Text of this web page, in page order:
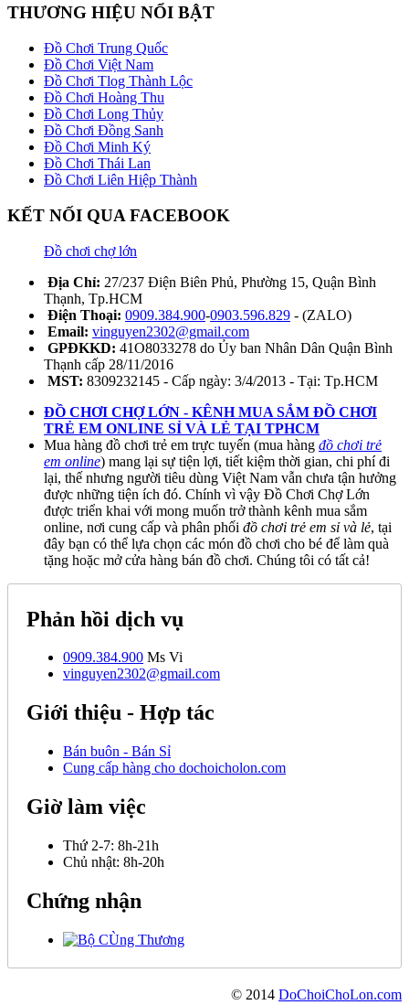
THƯƠNG HIỆU NỔI BẬT
Đồ Chơi Trung Quốc
Đồ Chơi Việt Nam
Đồ Chơi Tlog Thành Lộc
Đồ Chơi Hoàng Thu
Đồ Chơi Long Thủy
Đồ Chơi Đồng Sanh
Đồ Chơi Minh Ký
Đồ Chơi Thái Lan
Đồ Chơi Liên Hiệp Thành
KẾT NỐI QUA FACEBOOK
Đồ chơi chợ lớn
Địa Chỉ: 27/237 Điện Biên Phủ, Phường 15, Quận Bình
Thạnh, Tp.HCM
Điện Thoại: 0909.384.900-0903.596.829 - (ZALO)
Email: vinguyen2302@gmail.com
GPĐKKD: 41O8033278 do Ủy ban Nhân Dân Quận Bình
Thạnh cấp 28/11/2016
MST: 8309232145 - Cấp ngày: 3/4/2013 - Tại: Tp.HCM
ĐỒ CHƠI CHỢ LỚN - KÊNH MUA SẮM ĐỒ CHƠI
TRẺ EM ONLINE SỈ VÀ LẺ TẠI TPHCM
Mua hàng đồ chơi trẻ em trực tuyến (mua hàng đồ chơi trẻ
em online) mang lại sự tiện lợi, tiết kiệm thời gian, chi phí đi
lại, thế nhưng người tiêu dùng Việt Nam vẫn chưa tận hưởng
được những tiện ích đó. Chính vì vậy Đồ Chơi Chợ Lớn
được triển khai với mong muốn trở thành kênh mua sắm
online, nơi cung cấp và phân phối đồ chơi trẻ em sỉ và lẻ, tại
đây bạn có thể lựa chọn các món đồ chơi cho bé để làm quà
tặng hoặc mở cửa hàng bán đồ chơi. Chúng tôi có tất cả!
Phản hồi dịch vụ
0909.384.900 Ms Vi
vinguyen2302@gmail.com
Giới thiệu - Hợp tác
Bán buôn - Bán Sỉ
Cung cấp hàng cho dochoicholon.com
Giờ làm việc
Thứ 2-7: 8h-21h
Chủ nhật: 8h-20h
Chứng nhận
© 2014 DoChoiChoLon.com